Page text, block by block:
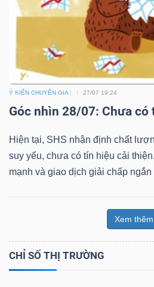
Ý KIẾN CHUYÊN GIA 27/07 19:24
Góc nhìn 28/07: Chưa
Hiện tại, SHS nhận định chất
suy yếu, chưa có tín hiệu cải
mạnh và giao dịch giải chấp ngắn
Xem thêm
CHỈ SỐ THỊ TRƯỜNG